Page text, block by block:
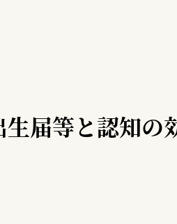
届等と認知の